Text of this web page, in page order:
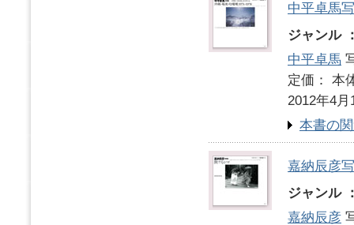
中平卓馬
ジャンル
中平卓馬
定価：
2012年4月
本書の
嘉納辰彦
ジャンル
嘉納辰彦